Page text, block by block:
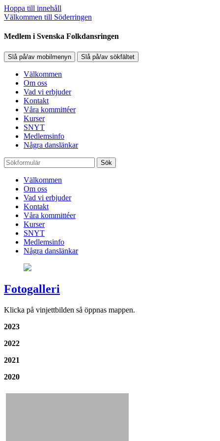
Hoppa till innehåll
Välkommen till Söderringen
Medlem i Svenska Folkdansringen
Slå på/av mobilmenyn Slå på/av sökfältet
Välkommen
Om oss
Vad vi erbjuder
Kontakt
Våra kommittéer
Kurser
SNYT
Medlemsinfo
Några danslänkar
Sök
Välkommen
Om oss
Vad vi erbjuder
Kontakt
Våra kommittéer
Kurser
SNYT
Medlemsinfo
Några danslänkar
Fotogalleri
Klicka på vinjettbilden så öppnas mappen.
2023
2022
2021
2020